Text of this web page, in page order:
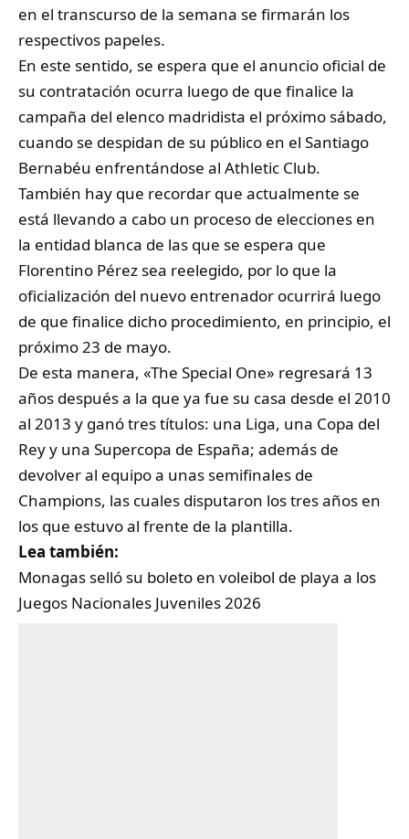
en el transcurso de la semana se firmarán los
respectivos papeles.
En este sentido, se espera que el anuncio oficial de
su contratación ocurra luego de que finalice la
campaña del elenco madridista el próximo sábado,
cuando se despidan de su público en el Santiago
Bernabéu enfrentándose al Athletic Club.
También hay que recordar que actualmente se
está llevando a cabo un proceso de elecciones en
la entidad blanca de las que se espera que
Florentino Pérez sea reelegido, por lo que la
oficialización del nuevo entrenador ocurrirá luego
de que finalice dicho procedimiento, en principio, el
próximo 23 de mayo.
De esta manera, «The Special One» regresará 13
años después a la que ya fue su casa desde el 2010
al 2013 y ganó tres títulos: una Liga, una Copa del
Rey y una Supercopa de España; además de
devolver al equipo a unas semifinales de
Champions, las cuales disputaron los tres años en
los que estuvo al frente de la plantilla.
Lea también:
Monagas selló su boleto en voleibol de playa a los
Juegos Nacionales Juveniles 2026